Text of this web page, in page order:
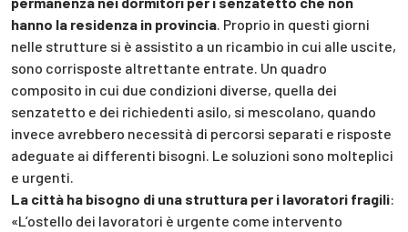
hanno la residenza in provincia . Proprio in questi giorni
nelle strutture si è assistito a un ricambio in cui alle uscite,
sono corrisposte altrettante entrate. Un quadro
composito in cui due condizioni diverse, quella dei
senzatetto e dei richiedenti asilo, si mescolano, quando
invece avrebbero necessità di percorsi separati e risposte
adeguate ai differenti bisogni. Le soluzioni sono molteplici
e urgenti.
La città ha bisogno di una struttura per i lavoratori fragili:
«L’ostello dei lavoratori è urgente come intervento